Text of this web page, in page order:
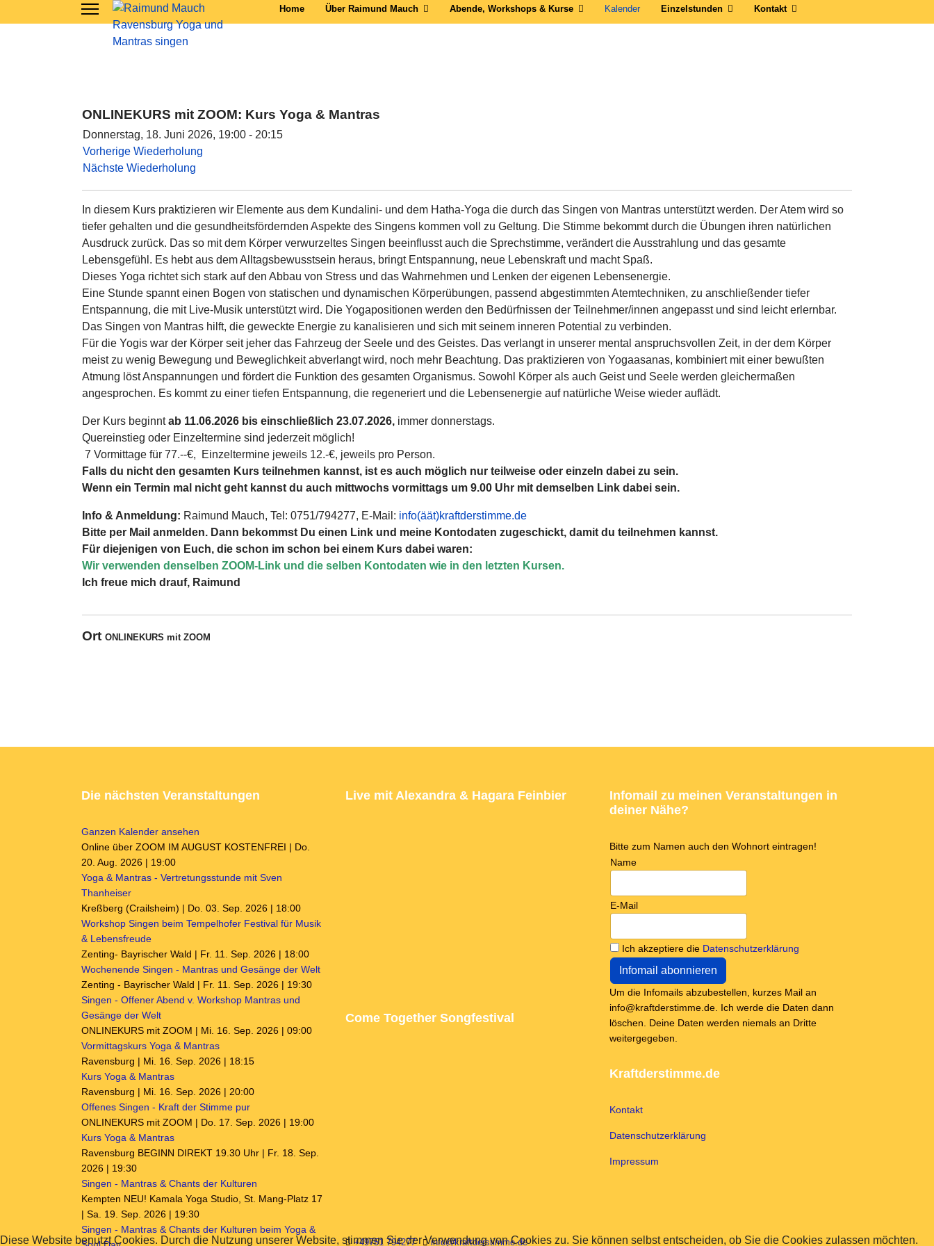
Home Über Raimund Mauch Abende, Workshops & Kurse Kalender Einzelstunden Kontakt
ONLINEKURS mit ZOOM: Kurs Yoga & Mantras
Donnerstag, 18. Juni 2026, 19:00 - 20:15
Vorherige Wiederholung
Nächste Wiederholung
In diesem Kurs praktizieren wir Elemente aus dem Kundalini- und dem Hatha-Yoga die durch das Singen von Mantras unterstützt werden. Der Atem wird so
tiefer gehalten und die gesundheitsfördernden Aspekte des Singens kommen voll zu Geltung. Die Stimme bekommt durch die Übungen ihren natürlichen
Ausdruck zurück. Das so mit dem Körper verwurzeltes Singen beeinflusst auch die Sprechstimme, verändert die Ausstrahlung und das gesamte
Lebensgefühl. Es hebt aus dem Alltagsbewusstsein heraus, bringt Entspannung, neue Lebenskraft und macht Spaß.
Dieses Yoga richtet sich stark auf den Abbau von Stress und das Wahrnehmen und Lenken der eigenen Lebensenergie.
Eine Stunde spannt einen Bogen von statischen und dynamischen Körperübungen, passend abgestimmten Atemtechniken, zu anschließender tiefer
Entspannung, die mit Live-Musik unterstützt wird. Die Yogapositionen werden den Bedürfnissen der Teilnehmer/innen angepasst und sind leicht erlernbar.
Das Singen von Mantras hilft, die geweckte Energie zu kanalisieren und sich mit seinem inneren Potential zu verbinden.
Für die Yogis war der Körper seit jeher das Fahrzeug der Seele und des Geistes. Das verlangt in unserer mental anspruchsvollen Zeit, in der dem Körper
meist zu wenig Bewegung und Beweglichkeit abverlangt wird, noch mehr Beachtung. Das praktizieren von Yogaasanas, kombiniert mit einer bewußten
Atmung löst Anspannungen und fördert die Funktion des gesamten Organismus. Sowohl Körper als auch Geist und Seele werden gleichermaßen
angesprochen. Es kommt zu einer tiefen Entspannung, die regeneriert und die Lebensenergie auf natürliche Weise wieder auflädt.
Der Kurs beginntab 11.06.2026 bis einschließlich 23.07.2026, immer donnerstags.
Quereinstieg oder Einzeltermine sind jederzeit möglich!
7 Vormittage für 77.--€, Einzeltermine jeweils 12.-€, jeweils pro Person.
Falls du nicht den gesamten Kurs teilnehmen kannst, ist es auch möglich nur teilweise oder einzeln dabei zu sein.
Wenn ein Termin mal nicht geht kannst du auch mittwochs vormittags um 9.00 Uhr mit demselben Link dabei sein.
Info & Anmeldung: Raimund Mauch, Tel: 0751/794277, E-Mail: info(äät)kraftderstimme.de
Bitte per Mail anmelden. Dann bekommst Du einen Link und meine Kontodaten zugeschickt, damit du teilnehmen kannst.
Für diejenigen von Euch, die schon im schon bei einem Kurs dabei waren:
Wir verwenden denselben ZOOM-Link und die selben Kontodaten wie in den letzten Kursen.
Ich freue mich drauf, Raimund
Ort ONLINEKURS mit ZOOM
Die nächsten Veranstaltungen
Ganzen Kalender ansehen
Online über ZOOM IM AUGUST KOSTENFREI | Do.
20. Aug. 2026 | 19:00
Yoga & Mantras - Vertretungsstunde mit Sven
Thanheiser
Kreßberg (Crailsheim) | Do. 03. Sep. 2026 | 18:00
Workshop Singen beim Tempelhofer Festival für Musik
& Lebensfreude
Zenting- Bayrischer Wald | Fr. 11. Sep. 2026 | 18:00
Wochenende Singen - Mantras und Gesänge der Welt
Zenting - Bayrischer Wald | Fr. 11. Sep. 2026 | 19:30
Singen - Offener Abend v. Workshop Mantras und
Gesänge der Welt
ONLINEKURS mit ZOOM | Mi. 16. Sep. 2026 | 09:00
Vormittagskurs Yoga & Mantras
Ravensburg | Mi. 16. Sep. 2026 | 18:15
Kurs Yoga & Mantras
Ravensburg | Mi. 16. Sep. 2026 | 20:00
Offenes Singen - Kraft der Stimme pur
ONLINEKURS mit ZOOM | Do. 17. Sep. 2026 | 19:00
Kurs Yoga & Mantras
Ravensburg BEGINN DIREKT 19.30 Uhr | Fr. 18. Sep.
2026 | 19:30
Singen - Mantras & Chants der Kulturen
Kempten NEU! Kamala Yoga Studio, St. Mang-Platz 17
| Sa. 19. Sep. 2026 | 19:30
Singen - Mantras & Chants der Kulturen beim Yoga &
Live mit Alexandra & Hagara Feinbier
Come Together Songfestival
+49751 794277 info@kraftderstimme.de
Infomail zu meinen Veranstaltungen in
deiner Nähe?
Bitte zum Namen auch den Wohnort eintragen!
Name
E-Mail
Ich akzeptiere die Datenschutzerklärung
Um die Infomails abzubestellen, kurzes Mail an
info@kraftderstimme.de. Ich werde die Daten dann
löschen. Deine Daten werden niemals an Dritte
weitergegeben.
Kraftderstimme.de
Kontakt
Datenschutzerklärung
Impressum
Diese Website benutzt Cookies. Durch die Nutzung unserer Website, stimmen Sie der Verwendung von Cookies zu. Sie können selbst entscheiden, ob Sie die Cookies zulassen möchten.